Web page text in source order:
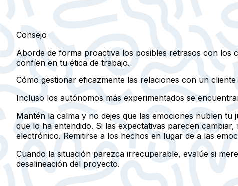
Consejo
Aborde de forma proactiva los posibles retrasos con los
confíen en tu ética de trabajo.
Cómo gestionar eficazmente las relaciones con un
Incluso los autónomos más experimentados se
Mantén la calma y no dejes que las emociones nublen
que lo ha entendido. Si las expectativas parecen
electrónico. Remitirse a los hechos en lugar de a las
Cuando la situación parezca irrecuperable, evalúe si
desalineación del proyecto.